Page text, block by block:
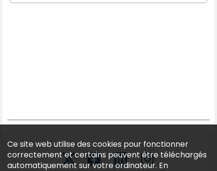
Ce site web utilise des cookies pour fonctionner
correctement et certains peuvent être téléchargés
automatiquement sur votre ordinateur. En